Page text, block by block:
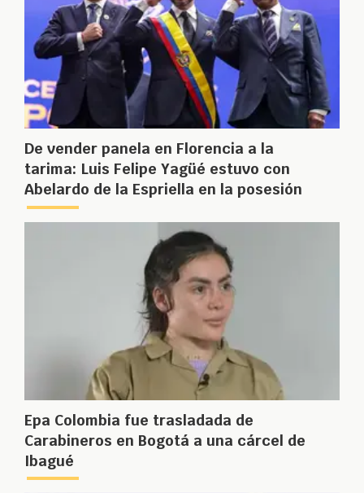
De vender panela en Florencia a la
tarima: Luis Felipe Yagüé estuvo con
Abelardo de la Espriella en la posesión
Epa Colombia fue trasladada de
Carabineros en Bogotá a una cárcel de
Ibagué